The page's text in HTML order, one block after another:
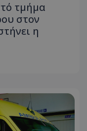
τμήμα
στον
η